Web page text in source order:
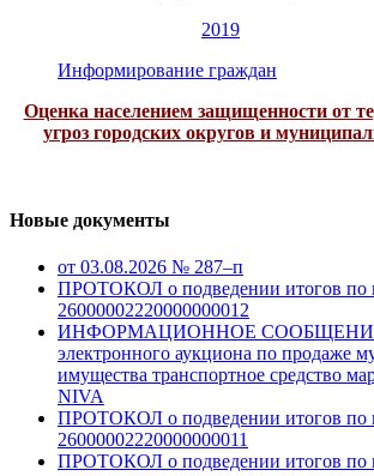
2019
Информирование граждан
Оценка населением защищенности от
угроз городских округов и
Новые документы
от 03.08.2026 № 287–п
ПРОТОКОЛ о подведении итогов по
26000002220000000012
ИНФОРМАЦИОННОЕ СООБЩЕНИЕ
электронного аукциона по продаже
имущества транспортное средство
NIVA
ПРОТОКОЛ о подведении итогов по
26000002220000000011
ПРОТОКОЛ о подведении итогов по